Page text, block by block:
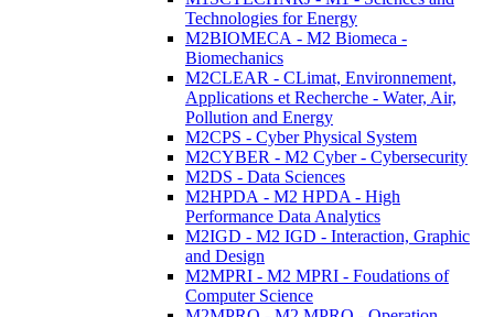
Technologies for Energy
M2BIOMECA - M2 Biomeca -
Biomechanics
M2CLEAR - CLimat, Environnement,
Applications et Recherche - Water, Air,
Pollution and Energy
M2CPS - Cyber Physical System
M2CYBER - M2 Cyber - Cybersecurity
M2DS - Data Sciences
M2HPDA - M2 HPDA - High
Performance Data Analytics
M2IGD - M2 IGD - Interaction, Graphic
and Design
M2MPRI - M2 MPRI - Foudations of
Computer Science